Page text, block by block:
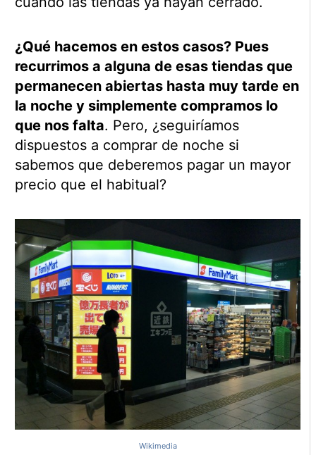
¿Qué hacemos en estos casos? Pues
recurrimos a alguna de esas tiendas que
permanecen abiertas hasta muy tarde en
la noche y simplemente compramos lo
que nos falta. Pero, ¿seguiríamos
dispuestos a comprar de noche si
sabemos que deberemos pagar un mayor
precio que el habitual?
Wikimedia